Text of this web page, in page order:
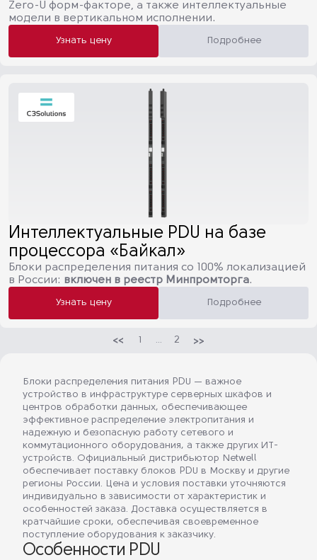
Zero-U форм-факторе, а также интеллектуальные
модели в вертикальном исполнении.
Узнать цену Подробнее
Интеллектуальные PDU на базе
процессора «Байкал»
Блоки распределения питания со 100% локализацией
в России: включен в реестр Минпромторга.
Узнать цену Подробнее
1 ... 2
Блоки распределения питания PDU — важное
устройство в инфраструктуре серверных шкафов и
центров обработки данных, обеспечивающее
эффективное распределение электропитания и
надежную и безопасную работу сетевого и
коммутационного оборудования, а также других ИТ-
устройств. Официальный дистрибьютор Netwell
обеспечивает поставку блоков PDU в Москву и другие
регионы России. Цена и условия поставки уточняются
индивидуально в зависимости от характеристик и
особенностей заказа. Доставка осуществляется в
кратчайшие сроки, обеспечивая своевременное
поступление оборудования к заказчику.
Особенности PDU